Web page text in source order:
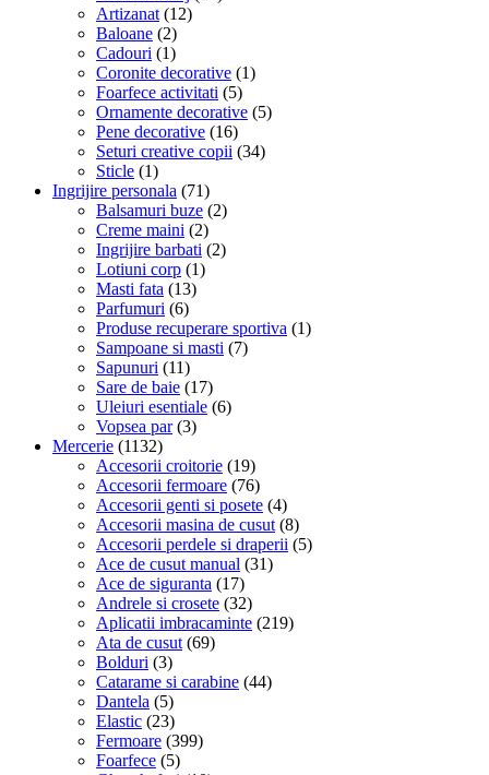
Artizanat (12)
Baloane (2)
Cadouri (1)
Coronite decorative (1)
Foarfece activitati (5)
Ornamente decorative (5)
Pene decorative (16)
Seturi creative copii (34)
Sticle (1)
Ingrijire personala (71)
Balsamuri buze (2)
Creme maini (2)
Ingrijire barbati (2)
Lotiuni corp (1)
Masti fata (13)
Parfumuri (6)
Produse recuperare sportiva (1)
Sampoane si masti (7)
Sapunuri (11)
Sare de baie (17)
Uleiuri esentiale (6)
Vopsea par (3)
Mercerie (1132)
Accesorii croitorie (19)
Accesorii fermoare (76)
Accesorii genti si posete (4)
Accesorii masina de cusut (8)
Accesorii perdele si draperii (5)
Ace de cusut manual (31)
Ace de siguranta (17)
Andrele si crosete (32)
Aplicatii imbracaminte (219)
Ata de cusut (69)
Bolduri (3)
Catarame si carabine (44)
Dantela (5)
Elastic (23)
Fermoare (399)
Foarfece (5)